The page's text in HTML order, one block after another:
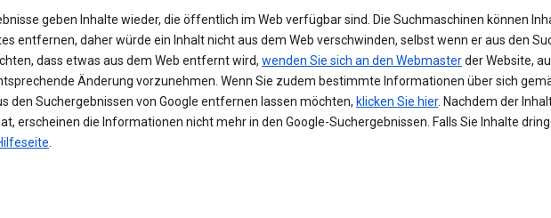
geben Inhalte wieder, die öffentlich im Web verfügbar sind. Die Suchmaschinen können
entfernen, daher würde ein Inhalt nicht aus dem Web verschwinden, selbst wenn er aus den
dass etwas aus dem Web entfernt wird, wenden Sie sich an den Webmasterder Website,
Änderung vorzunehmen. Wenn Sie zudem bestimmte Informationen über sich
den Suchergebnissen von Google entfernen lassen möchten, klicken Sie hier. Nachdem der
erscheinen die Informationen nicht mehr in den Google-Suchergebnissen. Falls Sie Inhalte